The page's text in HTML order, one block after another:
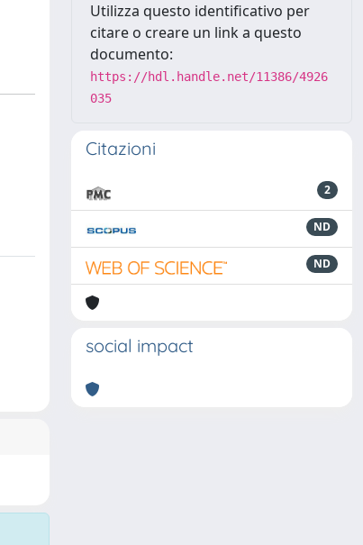
Utilizza questo identificativo per
citare o creare un link a questo
documento:
https://hdl.handle.net/11386/4926
035
Citazioni
2
ND
ND
social impact